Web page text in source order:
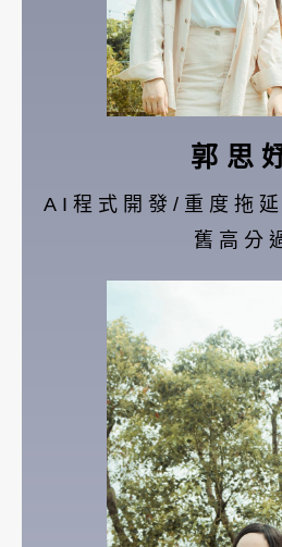
郭思
AI程式開發/重度拖
舊高分